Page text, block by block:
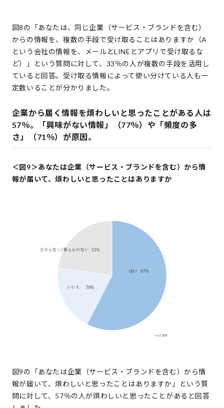
図8の「あなたは、同じ企業（サービス・ブランドを含む）
からの情報を、複数の手段で受け取ることはありますか（A
という会社の情報を、メールとLINEとアプリで受け取るな
ど）」という質問に対して、33％の人が複数の手段を活用し
ていると回答。受け取る情報によって使い分けている人も一
定数いることが分かりました。
企業から届く情報を煩わしいと思ったことがある人は
57％。「興味がない情報」（77％）や「頻度の多
さ」（71％）が原因。
＜図9＞あなたは企業（サービス・ブランドを含む）から情
報が届いて、煩わしいと思ったことはありますか
図9の「あなたは企業（サービス・ブランドを含む）から情
報が届いて、煩わしいと思ったことはありますか」という質
問に対して、57％の人が煩わしいと思ったことがあると回答